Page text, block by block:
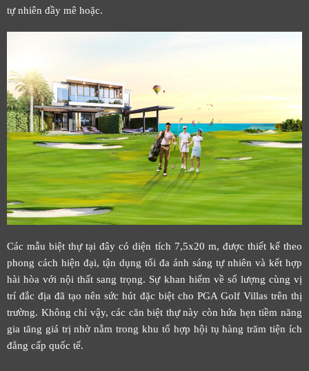
tự nhiên đầy mê hoặc.
Các mẫu biệt thự tại đây có diện tích 7,5x20 m, được thiết kế theo
phong cách hiện đại, tận dụng tối đa ánh sáng tự nhiên và kết hợp
hài hòa với nội thất sang trọng. Sự khan hiếm về số lượng cùng vị
trí đắc địa đã tạo nên sức hút đặc biệt cho PGA Golf Villas trên thị
trường. Không chỉ vậy, các căn biệt thự này còn hứa hẹn tiềm năng
gia tăng giá trị nhờ nằm trong khu tổ hợp hội tụ hàng trăm tiện ích
đẳng cấp quốc tế.